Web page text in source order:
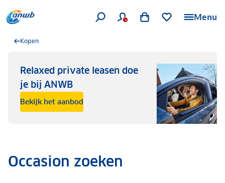
Menu
Kopen
Relaxed private leasen doe
je bij ANWB
Bekijk het aanbod
Occasion zoeken